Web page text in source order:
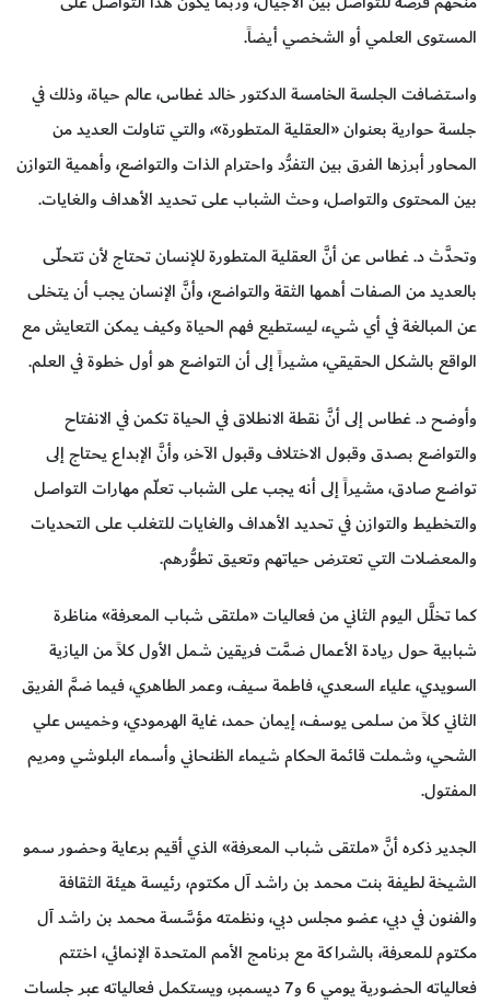
المستوى العلمي أو الشخصي أيضاً.
واستضافت الجلسة الخامسة الدكتور خالد غطاس، عالم حياة، وذلك في
جلسة حوارية بعنوان «العقلية المتطورة»، والتي تناولت العديد من
المحاور أبرزها الفرق بين التفرُّد واحترام الذات والتواضع، وأهمية التوازن
بين المحتوى والتواصل، وحث الشباب على تحديد الأهداف والغايات.
وتحدَّث د. غطاس عن أنَّ العقلية المتطورة للإنسان تحتاج لأن تتحلّى
بالعديد من الصفات أهمها الثقة والتواضع، وأنَّ الإنسان يجب أن يتخلى
عن المبالغة في أي شيء، ليستطيع فهم الحياة وكيف يمكن التعايش مع
الواقع بالشكل الحقيقي، مشيراً إلى أن التواضع هو أول خطوة في العلم.
وأوضح د. غطاس إلى أنَّ نقطة الانطلاق في الحياة تكمن في الانفتاح
والتواضع بصدق وقبول الاختلاف وقبول الآخر، وأنَّ الإبداع يحتاج إلى
تواضع صادق، مشيراً إلى أنه يجب على الشباب تعلّم مهارات التواصل
والتخطيط والتوازن في تحديد الأهداف والغايات للتغلب على التحديات
والمعضلات التي تعترض حياتهم وتعيق تطوُّرهم.
كما تخلَّل اليوم الثاني من فعاليات «ملتقى شباب المعرفة» مناظرة
شبابية حول ريادة الأعمال ضمَّت فريقين شمل الأول كلاً من اليازية
السويدي، علياء السعدي، فاطمة سيف، وعمر الطاهري، فيما ضمَّ الفريق
الثاني كلاً من سلمى يوسف، إيمان حمد، غاية الهرمودي، وخميس علي
الشحي، وشملت قائمة الحكام شيماء الظنحاني وأسماء البلوشي ومريم
المفتول.
الجدير ذكره أنَّ «ملتقى شباب المعرفة» الذي أقيم برعاية وحضور سمو
الشيخة لطيفة بنت محمد بن راشد آل مكتوم، رئيسة هيئة الثقافة
والفنون في دبي، عضو مجلس دبي، ونظمته مؤسَّسة محمد بن راشد آل
مكتوم للمعرفة، بالشراكة مع برنامج الأمم المتحدة الإنمائي، اختتم
فعالياته الحضورية يومي 6 و7 ديسمبر، ويستكمل فعالياته عبر جلسات